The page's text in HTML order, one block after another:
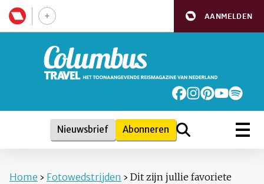
AANMELDEN
Nieuwsbrief Abonneren
Home › Fotowedstrijden › Dit zijn jullie favoriete